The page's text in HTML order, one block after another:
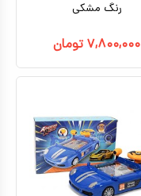
رنگ مشکی
۷,۸۰۰,۰۰۰ تومان